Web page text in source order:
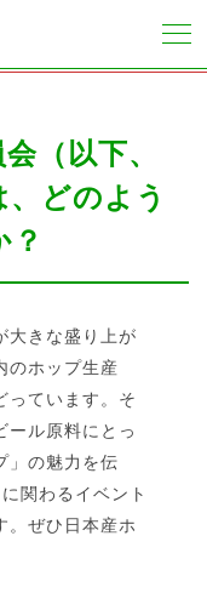
（以下、
どのよう
大きな盛り上が
のホップ生産
っています。そ
ール原料にとっ
」の魅力を伝
関わるイベント
。ぜひ日本産ホ